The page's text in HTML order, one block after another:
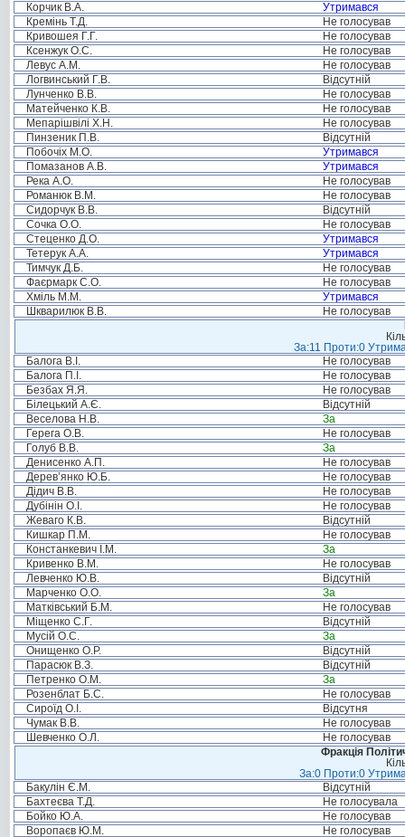
Корчик В.А.
Утримався
Кремінь Т.Д.
Не голосував
Кривошея Г.Г.
Не голосував
Ксенжук О.С.
Не голосував
Левус А.М.
Не голосував
Логвинський Г.В.
Відсутній
Лунченко В.В.
Не голосував
Матейченко К.В.
Не голосував
Мепарішвілі Х.Н.
Не голосував
Пинзеник П.В.
Відсутній
Побочіх М.О.
Утримався
Помазанов А.В.
Утримався
Река А.О.
Не голосував
Романюк В.М.
Не голосував
Сидорчук В.В.
Відсутній
Сочка О.О.
Не голосував
Стеценко Д.О.
Утримався
Тетерук А.А.
Утримався
Тимчук Д.Б.
Не голосував
Фаєрмарк С.О.
Не голосував
Хміль М.М.
Утримався
Шкварилюк В.В.
Не голосував
За:11 Проти:0
Балога В.І.
Не голосував
Балога П.І.
Не голосував
Безбах Я.Я.
Не голосував
Білецький А.Є.
Відсутній
Веселова Н.В.
За
Герега О.В.
Не голосував
Голуб В.В.
За
Денисенко А.П.
Не голосував
Дерев’янко Ю.Б.
Не голосував
Дідич В.В.
Не голосував
Дубінін О.І.
Не голосував
Жеваго К.В.
Відсутній
Кишкар П.М.
Не голосував
Констанкевич І.М.
За
Кривенко В.М.
Не голосував
Левченко Ю.В.
Відсутній
Марченко О.О.
За
Матківський Б.М.
Не голосував
Міщенко С.Г.
Відсутній
Мусій О.С.
За
Онищенко О.Р.
Відсутній
Парасюк В.З.
Відсутній
Петренко О.М.
За
Розенблат Б.С.
Не голосував
Сироїд О.І.
Відсутня
Чумак В.В.
Не голосував
Шевченко О.Л.
Не голосував
Фракція
За:0 Проти:0
Бакулін Є.М.
Відсутній
Бахтеєва Т.Д.
Не голосувала
Бойко Ю.А.
Не голосував
Воропаєв Ю.М.
Не голосував